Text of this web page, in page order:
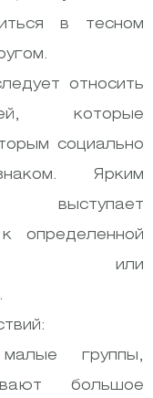
в тесном
относить
которые
социально
Ярким
определенной
или
группы,
большое